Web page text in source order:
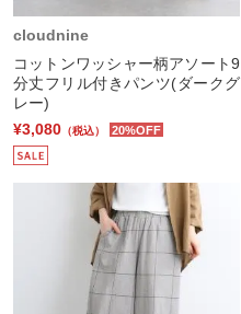
cloudnine
コットンワッシャー柄アソート9
分丈フリル付きパンツ(ダークグ
レー)
¥3,080 （税込） 20%OFF